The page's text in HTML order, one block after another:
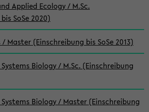
Applied Ecology / M.Sc.
SoSe 2020)
Master (Einschreibung bis SoSe 2013)
Biology / M.Sc. (Einschreibung
Biology / Master (Einschreibung